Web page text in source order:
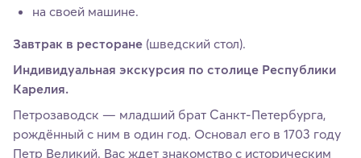
на своей машине.
Завтрак в ресторане (шведский стол).
Индивидуальная экскурсия по столице Республики
Карелия.
Петрозаводск — младший брат Санкт-Петербурга,
рождённый с ним в один год. Основал его в 1703 году
Петр Великий. Вас ждет знакомство с историческим